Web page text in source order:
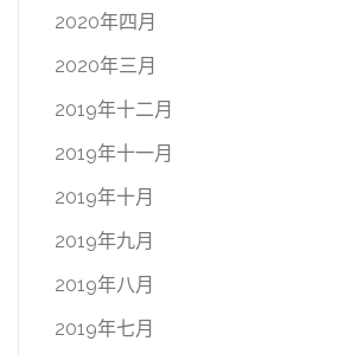
2020年四月
2020年三月
2019年十二月
2019年十一月
2019年十月
2019年九月
2019年八月
2019年七月